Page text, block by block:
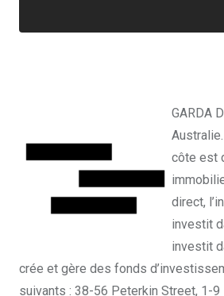
GARDA
côte est
direct,
investit
investit
crée et gère des fonds
suivants : 38-56 Peterkin Street, 1-